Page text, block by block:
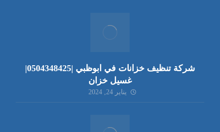
شركة تنظيف خزانات في ابوظبي |0504348425|
غسيل خزان
يناير 24, 2024